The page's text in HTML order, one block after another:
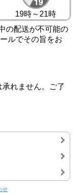
19時～21時
の配送が不可能の
ルでその旨をお
れません。ご了
せ